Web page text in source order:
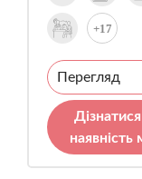
+17
Перегляд
наявність